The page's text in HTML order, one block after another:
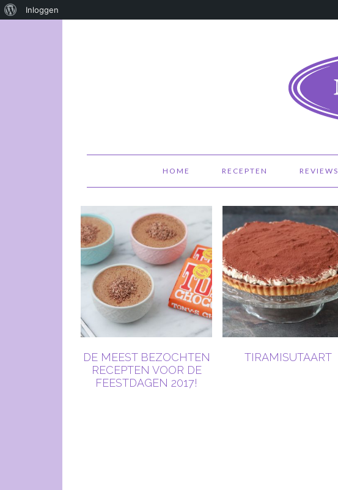
Over
Inloggen
HOME RECEPTEN REVIEWS
DE MEEST BEZOCHTEN
RECEPTEN VOOR DE
FEESTDAGEN 2017!
TIRAMISUTAART